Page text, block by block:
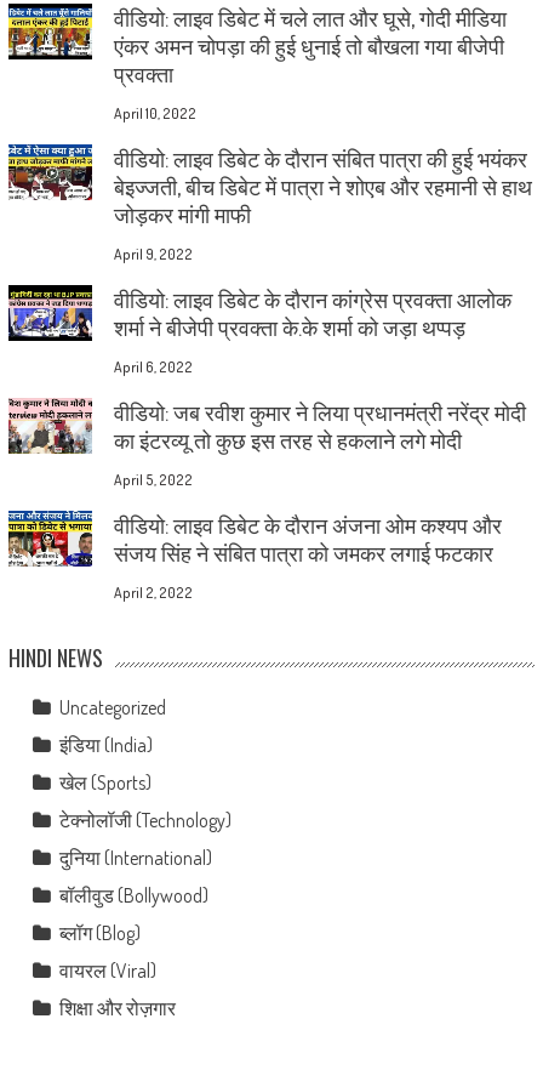
वीडियो: लाइव डिबेट में चले लात और घूसे, गोदी मीडिया
एंकर अमन चोपड़ा की हुई धुनाई तो बौखला गया बीजेपी
प्रवक्ता
April 10, 2022
वीडियो: लाइव डिबेट के दौरान संबित पात्रा की हुई भयंकर
बेइज्जती, बीच डिबेट में पात्रा ने शोएब और रहमानी से हाथ
जोड़कर मांगी माफी
April 9, 2022
वीडियो: लाइव डिबेट के दौरान कांग्रेस प्रवक्ता आलोक
शर्मा ने बीजेपी प्रवक्ता के.के शर्मा को जड़ा थप्पड़
April 6, 2022
वीडियो: जब रवीश कुमार ने लिया प्रधानमंत्री नरेंद्र मोदी
का इंटरव्यू तो कुछ इस तरह से हकलाने लगे मोदी
April 5, 2022
वीडियो: लाइव डिबेट के दौरान अंजना ओम कश्यप और
संजय सिंह ने संबित पात्रा को जमकर लगाई फटकार
April 2, 2022
HINDI NEWS
Uncategorized
इंडिया (India)
खेल (Sports)
टेक्नोलॉजी (Technology)
दुनिया (International)
बॉलीवुड (Bollywood)
ब्लॉग (Blog)
वायरल (Viral)
शिक्षा और रोज़गार